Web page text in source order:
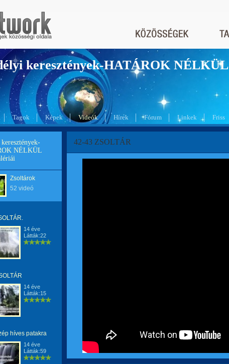
keresztények-HATÁROK NÉLKÜL
Tagok Képek Videók Hírek Fórum Linkek Friss
NÉLKÜL
Zsoltárok
52 videó
14 éve
Látták:22
14 éve
Látták:15
híves patakra
14 éve
Látták:59
42-43 ZSOLTÁR